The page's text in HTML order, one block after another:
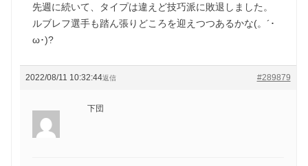
先週に続いて、タイプは違えど技巧派に敗退しました。
ルブレフ選手も踏ん張りどころを迎えつつあるかな(。´･
ω･)?
2022/08/11 10:32:44 #289879
返信
下団